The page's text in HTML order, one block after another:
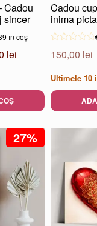
Cadou
sincer
în coș
leiPrețul
120,00 lei.
Cadou
inima
minimalist
150,00lei
Ultimele 10
27%